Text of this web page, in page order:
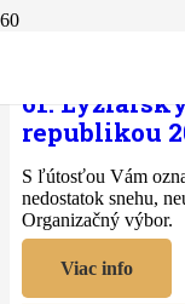
61.
republikou
S ľútosťou Vám
nedostatok snehu,
Organizačný výbor.
Viac info